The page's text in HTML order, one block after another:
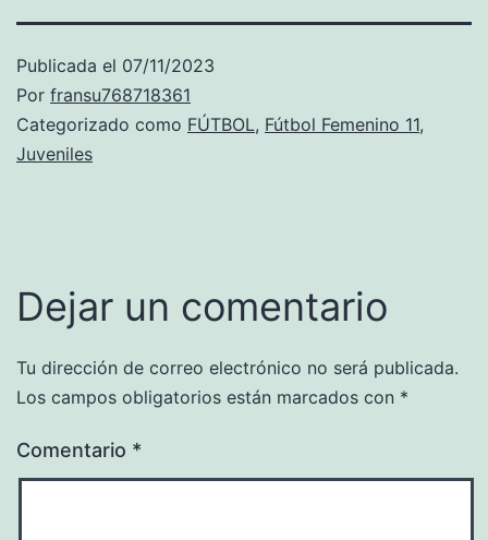
Publicada el 07/11/2023
Por fransu768718361
Categorizado como FÚTBOL, Fútbol Femenino 11,
Juveniles
Dejar un comentario
Tu dirección de correo electrónico no será publicada.
Los campos obligatorios están marcados con *
Comentario *